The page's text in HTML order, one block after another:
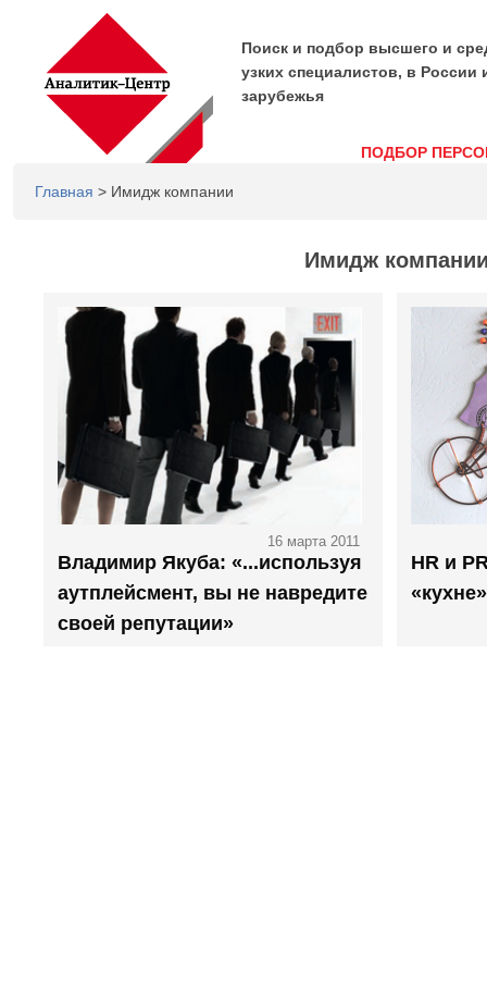
Поиск и подбор высшего и
узких специалистов, в России
зарубежья
ПОДБОР
Главная > Имидж компании
Имидж
16 марта 2011
Владимир Якуба: «...используя
аутплейсмент, вы не навредите
своей репутации»
HR и
«кухне»